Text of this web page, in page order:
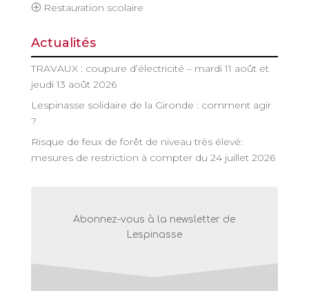
Restauration scolaire
Actualités
TRAVAUX : coupure d’électricité – mardi 11 août et
jeudi 13 août 2026
Lespinasse solidaire de la Gironde : comment agir
?
Risque de feux de forêt de niveau très élevé:
mesures de restriction à compter du 24 juillet 2026
Abonnez-vous à la newsletter de
Lespinasse